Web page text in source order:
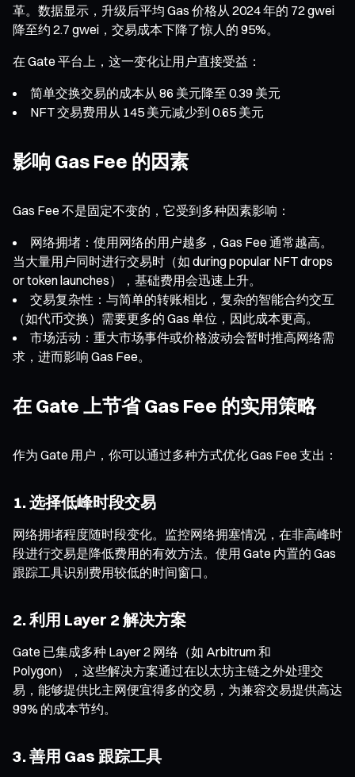
革。数据显示，升级后平均 Gas 价格从 2024 年的 72 gwei
降至约 2.7 gwei，交易成本下降了惊人的 95%。
在 Gate 平台上，这一变化让用户直接受益：
简单交换交易的成本从 86 美元降至 0.39 美元
NFT 交易费用从 145 美元减少到 0.65 美元
影响 Gas Fee 的因素
Gas Fee 不是固定不变的，它受到多种因素影响：
网络拥堵：使用网络的用户越多，Gas Fee 通常越高。
当大量用户同时进行交易时（如 during popular NFT drops
or token launches），基础费用会迅速上升。
交易复杂性：与简单的转账相比，复杂的智能合约交互
（如代币交换）需要更多的 Gas 单位，因此成本更高。
市场活动：重大市场事件或价格波动会暂时推高网络需
求，进而影响 Gas Fee。
在 Gate 上节省 Gas Fee 的实用策略
作为 Gate 用户，你可以通过多种方式优化 Gas Fee 支出：
1. 选择低峰时段交易
网络拥堵程度随时段变化。监控网络拥塞情况，在非高峰时
段进行交易是降低费用的有效方法。使用 Gate 内置的 Gas
跟踪工具识别费用较低的时间窗口。
2. 利用 Layer 2 解决方案
Gate 已集成多种 Layer 2 网络（如 Arbitrum 和
Polygon），这些解决方案通过在以太坊主链之外处理交
易，能够提供比主网便宜得多的交易，为兼容交易提供高达
99% 的成本节约。
3. 善用 Gas 跟踪工具